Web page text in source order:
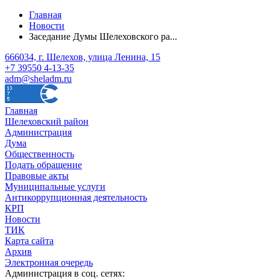
Главная
Новости
Заседание Думы Шелеховского ра...
666034, г. Шелехов, улица Ленина, 15
+7 39550 4-13-35
adm@sheladm.ru
Главная
Шелеховский район
Администрация
Дума
Общественность
Подать обращение
Правовые акты
Муниципальные услуги
Антикоррупционная деятельность
КРП
Новости
ТИК
Карта сайта
Архив
Электронная очередь
Администрация в соц. сетях: